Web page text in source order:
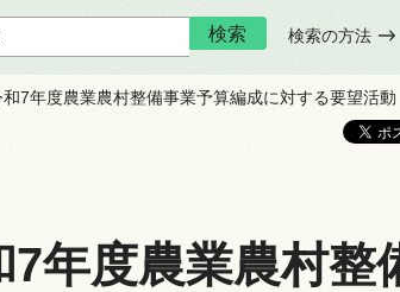
検索の方法
7年度農業農村整備事業予算編成に対する要望活動
7年度農業農村整